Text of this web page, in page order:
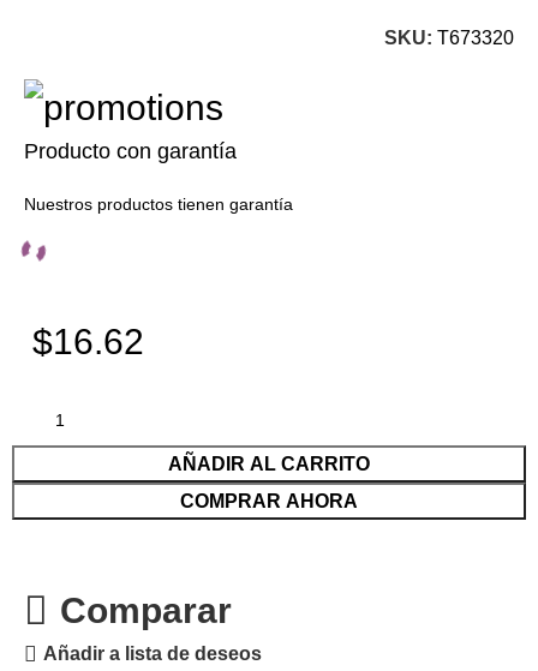
SKU: T673320
Producto con garantía
Nuestros productos tienen garantía
$16.62
AÑADIR AL CARRITO
COMPRAR AHORA
Comparar
Añadir a lista de deseos